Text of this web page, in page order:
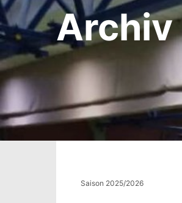
Archiv
Saison 2025/2026